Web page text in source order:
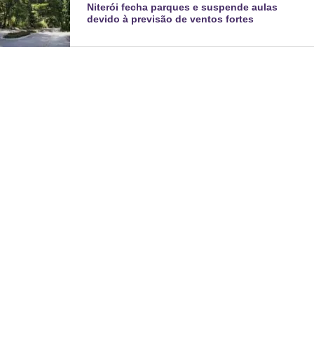
Niterói fecha parques e suspende aulas
devido à previsão de ventos fortes